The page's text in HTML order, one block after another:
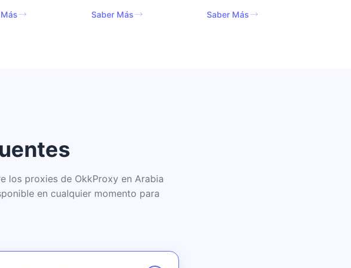
Saber Más Saber Más
los proxies de OkkProxy en Arabia
en cualquier momento para